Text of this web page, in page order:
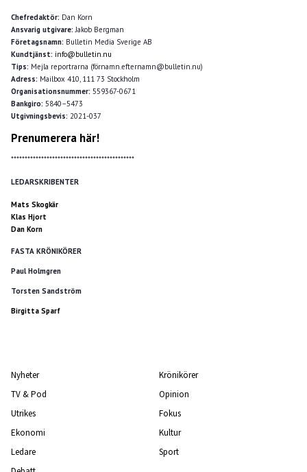
Chefredaktör: Dan Korn
Ansvarig utgivare:Jakob Bergman
Företagsnamn: Bulletin Media Sverige AB
Kundtjänst: info@bulletin.nu
Tips: Mejla reportrarna (förnamn.efternamn@bulletin.nu)
Adress: Mailbox 410, 111 73 Stockholm
Organisationsnummer: 559367-0671
Bankgiro: 5840–5473
Utgivningsbevis: 2021-037
Prenumerera här!
*********************************************
LEDARSKRIBENTER
Mats Skogkär
Klas Hjort
Dan Korn
FASTA KRÖNIKÖRER
Paul Holmgren
Torsten Sandström
Birgitta Sparf
Nyheter
TV & Pod
Utrikes
Ekonomi
Ledare
Krönikörer
Opinion
Fokus
Kultur
Sport